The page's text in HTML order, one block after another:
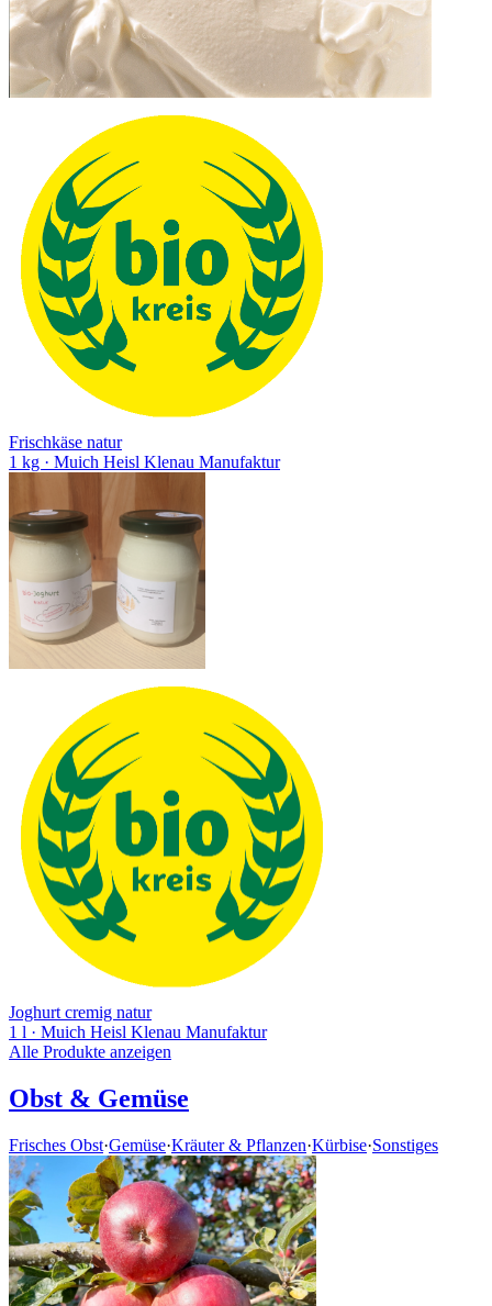
Frischkäse natur
1 kg · Muich Heisl Klenau Manufaktur
Joghurt cremig natur
1 l · Muich Heisl Klenau Manufaktur
Alle Produkte anzeigen
Obst & Gemüse
Frisches Obst·Gemüse·Kräuter & Pflanzen·Kürbise·Sonstiges